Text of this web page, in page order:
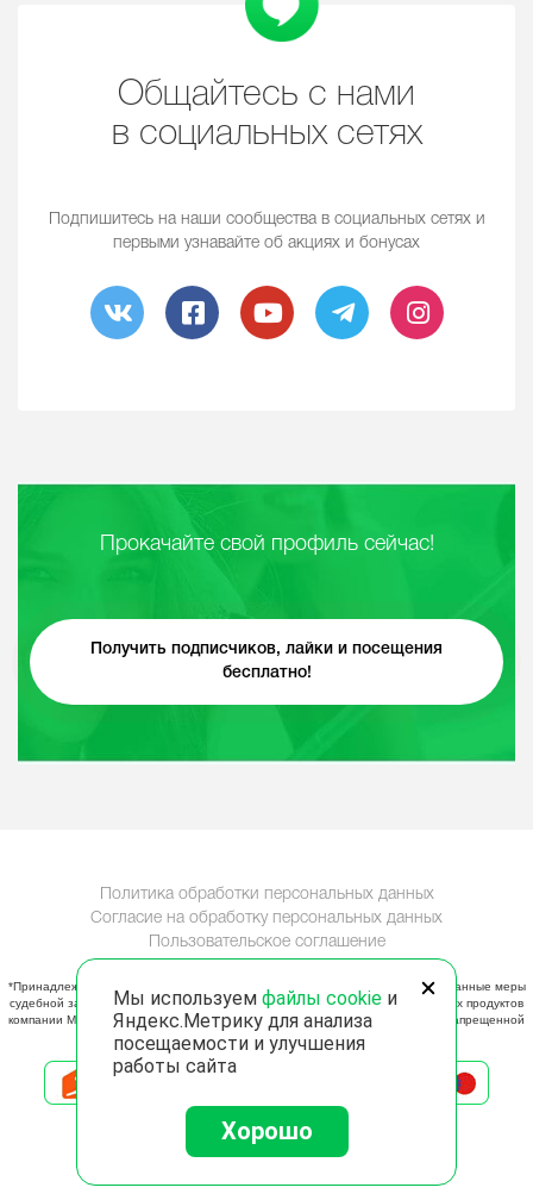
Общайтесь с нами
в социальных сетях
Подпишитесь на наши сообщества в социальных сетях и
первыми узнавайте об акциях и бонусах
Прокачайте свой профиль сейчас!
Получить подписчиков, лайки и посещения
бесплатно!
Мы используем файлы cookie и
Яндекс.Метрику для анализа
посещаемости и улучшения
работы сайта
Хорошо
Политика обработки персональных данных
Согласие на обработку персональных данных
Пользовательское соглашение
*Принадлежит организации Meta, признанная судом в РФ экстремистской. Данные меры
судебной защиты не ограничивают действий по использованию программных продуктов
компании Meta физических и юридических лиц, не принимающих участия в запрещенной
законом деятельности.
8 800 600-39-28, эл. почта:support@zengram.ru
Пресненская наб., 12, БЦ,Москва